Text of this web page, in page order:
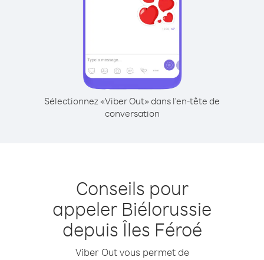
Sélectionnez «Viber Out» dans l'en-tête de
conversation
Conseils pour
appeler Biélorussie
depuis Îles Féroé
Viber Out vous permet de